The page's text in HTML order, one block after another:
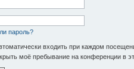
пароль?
входить при каждом
моё пребывание на конференции в